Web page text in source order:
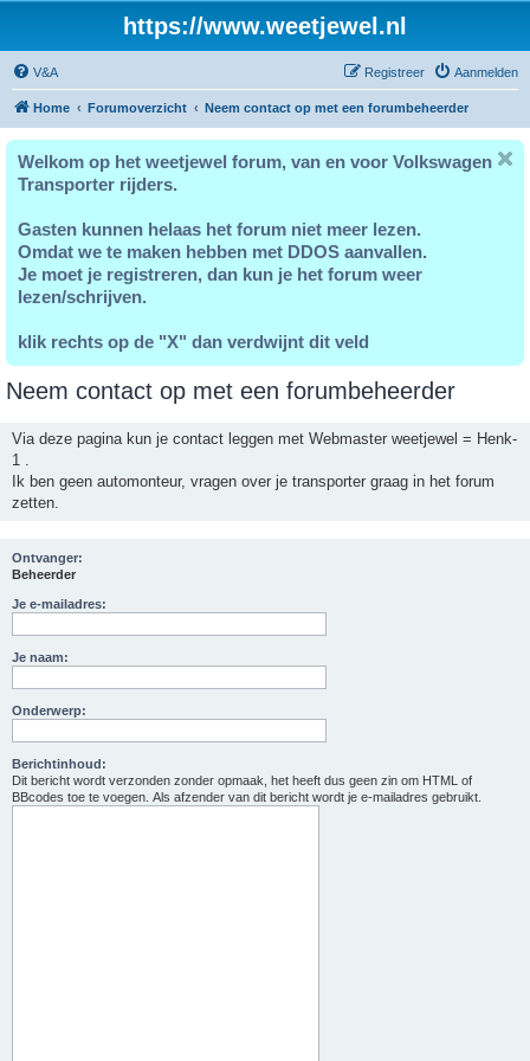
https://www.weetjewel.nl
V&A Aanmelden
Registreer
Home Forumoverzicht Neem contact op met een forumbeheerder
Welkom op het weetjewel forum, van en voor Volkswagen
Transporter rijders.
Gasten kunnen helaas het forum niet meer lezen.
Omdat we te maken hebben met DDOS aanvallen.
Je moet je registreren, dan kun je het forum weer
lezen/schrijven.
klik rechts op de "X" dan verdwijnt dit veld
Neem contact op met een forumbeheerder
Via deze pagina kun je contact leggen met Webmaster weetjewel = Henk-
1 .
Ik ben geen automonteur, vragen over je transporter graag in het forum
zetten.
Ontvanger:
Beheerder
Je e-mailadres:
Je naam:
Onderwerp:
Berichtinhoud:
Dit bericht wordt verzonden zonder opmaak, het heeft dus geen zin om HTML of
BBcodes toe te voegen. Als afzender van dit bericht wordt je e-mailadres gebruikt.